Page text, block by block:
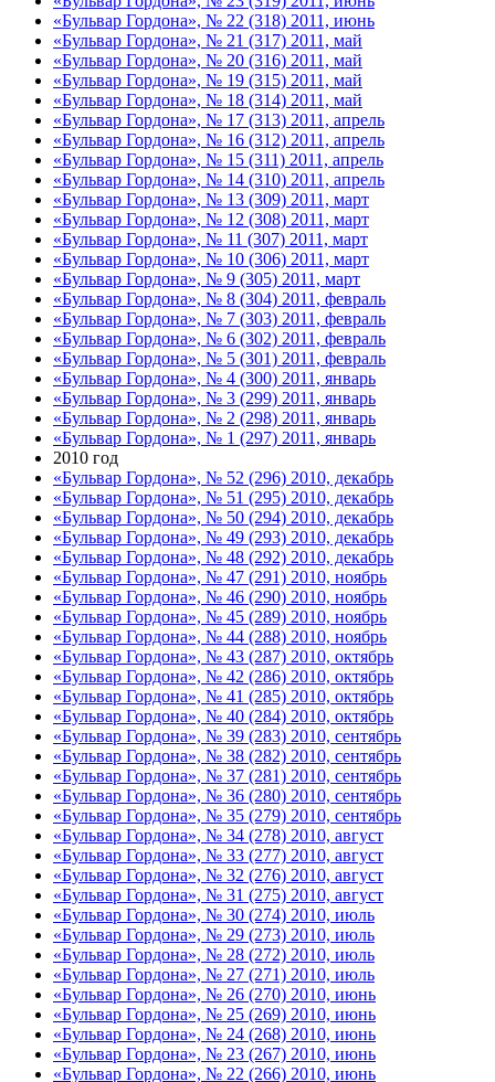
«Бульвар Гордона», № 22 (318) 2011, июнь
«Бульвар Гордона», № 21 (317) 2011, май
«Бульвар Гордона», № 20 (316) 2011, май
«Бульвар Гордона», № 19 (315) 2011, май
«Бульвар Гордона», № 18 (314) 2011, май
«Бульвар Гордона», № 17 (313) 2011, апрель
«Бульвар Гордона», № 16 (312) 2011, апрель
«Бульвар Гордона», № 15 (311) 2011, апрель
«Бульвар Гордона», № 14 (310) 2011, апрель
«Бульвар Гордона», № 13 (309) 2011, март
«Бульвар Гордона», № 12 (308) 2011, март
«Бульвар Гордона», № 11 (307) 2011, март
«Бульвар Гордона», № 10 (306) 2011, март
«Бульвар Гордона», № 9 (305) 2011, март
«Бульвар Гордона», № 8 (304) 2011, февраль
«Бульвар Гордона», № 7 (303) 2011, февраль
«Бульвар Гордона», № 6 (302) 2011, февраль
«Бульвар Гордона», № 5 (301) 2011, февраль
«Бульвар Гордона», № 4 (300) 2011, январь
«Бульвар Гордона», № 3 (299) 2011, январь
«Бульвар Гордона», № 2 (298) 2011, январь
«Бульвар Гордона», № 1 (297) 2011, январь
2010 год
«Бульвар Гордона», № 52 (296) 2010, декабрь
«Бульвар Гордона», № 51 (295) 2010, декабрь
«Бульвар Гордона», № 50 (294) 2010, декабрь
«Бульвар Гордона», № 49 (293) 2010, декабрь
«Бульвар Гордона», № 48 (292) 2010, декабрь
«Бульвар Гордона», № 47 (291) 2010, ноябрь
«Бульвар Гордона», № 46 (290) 2010, ноябрь
«Бульвар Гордона», № 45 (289) 2010, ноябрь
«Бульвар Гордона», № 44 (288) 2010, ноябрь
«Бульвар Гордона», № 43 (287) 2010, октябрь
«Бульвар Гордона», № 42 (286) 2010, октябрь
«Бульвар Гордона», № 41 (285) 2010, октябрь
«Бульвар Гордона», № 40 (284) 2010, октябрь
«Бульвар Гордона», № 39 (283) 2010, сентябрь
«Бульвар Гордона», № 38 (282) 2010, сентябрь
«Бульвар Гордона», № 37 (281) 2010, сентябрь
«Бульвар Гордона», № 36 (280) 2010, сентябрь
«Бульвар Гордона», № 35 (279) 2010, сентябрь
«Бульвар Гордона», № 34 (278) 2010, август
«Бульвар Гордона», № 33 (277) 2010, август
«Бульвар Гордона», № 32 (276) 2010, август
«Бульвар Гордона», № 31 (275) 2010, август
«Бульвар Гордона», № 30 (274) 2010, июль
«Бульвар Гордона», № 29 (273) 2010, июль
«Бульвар Гордона», № 28 (272) 2010, июль
«Бульвар Гордона», № 27 (271) 2010, июль
«Бульвар Гордона», № 26 (270) 2010, июнь
«Бульвар Гордона», № 25 (269) 2010, июнь
«Бульвар Гордона», № 24 (268) 2010, июнь
«Бульвар Гордона», № 23 (267) 2010, июнь
«Бульвар Гордона», № 22 (266) 2010, июнь